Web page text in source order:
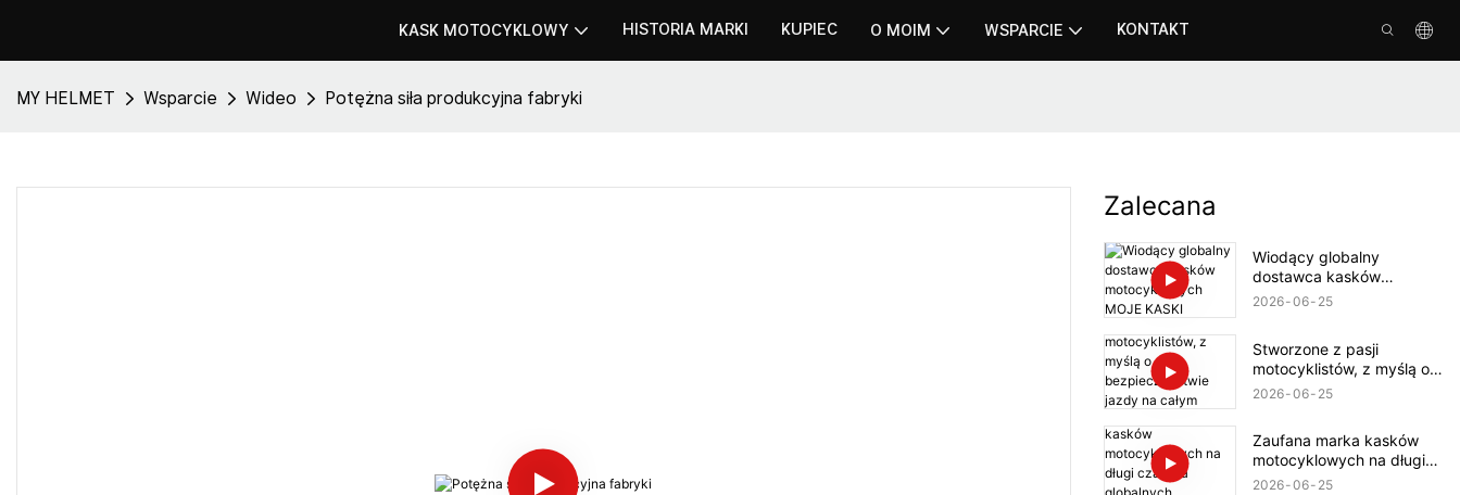
KASK MOTOCYKLOWY HISTORIA MARKI KUPIEC O MOIM WSPARCIE KONTAKT
MY HELMET Wsparcie Wideo Potężna siła produkcyjna fabryki
Zalecana
Wiodący globalny
dostawca kasków
motocyklowych MOJE
2026 06 25
Stworzone z pasji
motocyklistów, z myślą o
bezpieczeństwie jazdy na
2026 06 25
Zaufana marka kasków
motocyklowych na długi
czas dla globalnych
2026 06 25